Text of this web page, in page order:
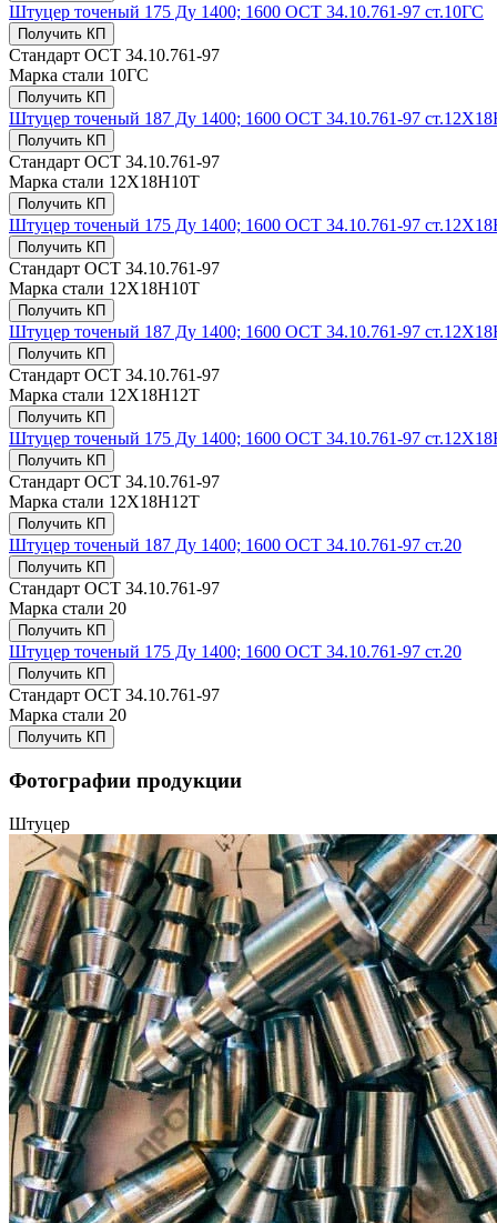
Штуцер точеный 175 Ду 1400; 1600 ОСТ 34.10.761-97 ст.10ГС
Получить КП
Стандарт ОСТ 34.10.761-97
Марка стали 10ГС
Получить КП
Штуцер точеный 187 Ду 1400; 1600 ОСТ 34.10.761-97
Получить КП
Стандарт ОСТ 34.10.761-97
Марка стали 12Х18Н10Т
Получить КП
Штуцер точеный 175 Ду 1400; 1600 ОСТ 34.10.761-97
Получить КП
Стандарт ОСТ 34.10.761-97
Марка стали 12Х18Н10Т
Получить КП
Штуцер точеный 187 Ду 1400; 1600 ОСТ 34.10.761-97
Получить КП
Стандарт ОСТ 34.10.761-97
Марка стали 12Х18Н12Т
Получить КП
Штуцер точеный 175 Ду 1400; 1600 ОСТ 34.10.761-97
Получить КП
Стандарт ОСТ 34.10.761-97
Марка стали 12Х18Н12Т
Получить КП
Штуцер точеный 187 Ду 1400; 1600 ОСТ 34.10.761-97 ст.20
Получить КП
Стандарт ОСТ 34.10.761-97
Марка стали 20
Получить КП
Штуцер точеный 175 Ду 1400; 1600 ОСТ 34.10.761-97 ст.20
Получить КП
Стандарт ОСТ 34.10.761-97
Марка стали 20
Получить КП
Фотографии продукции
Штуцер